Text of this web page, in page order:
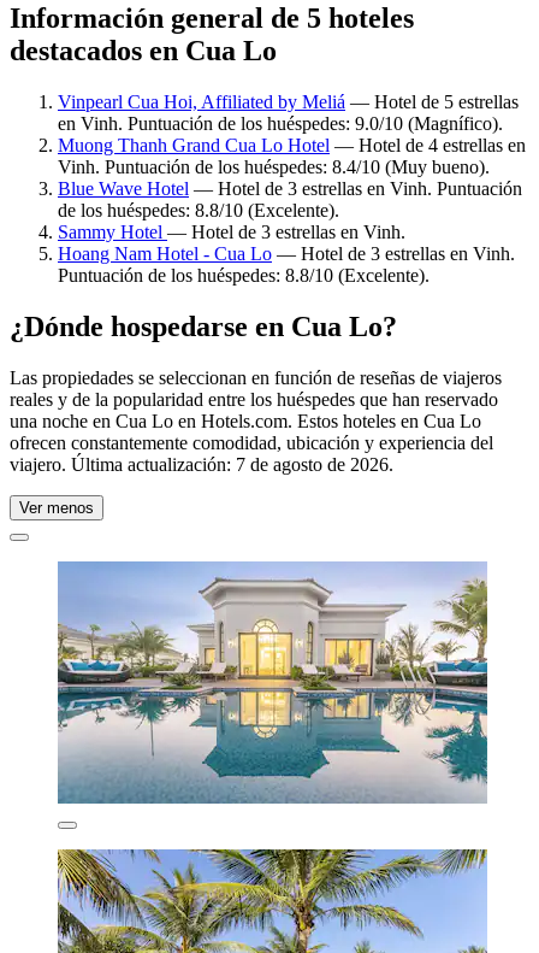
Información general de 5 hoteles
destacados en Cua Lo
Vinpearl Cua Hoi, Affiliated by Meliá — Hotel de 5 estrellas
en Vinh. Puntuación de los huéspedes: 9.0/10 (Magnífico).
Muong Thanh Grand Cua Lo Hotel — Hotel de 4 estrellas en
Vinh. Puntuación de los huéspedes: 8.4/10 (Muy bueno).
Blue Wave Hotel — Hotel de 3 estrellas en Vinh. Puntuación
de los huéspedes: 8.8/10 (Excelente).
Sammy Hotel — Hotel de 3 estrellas en Vinh.
Hoang Nam Hotel - Cua Lo — Hotel de 3 estrellas en Vinh.
Puntuación de los huéspedes: 8.8/10 (Excelente).
¿Dónde hospedarse en Cua Lo?
Las propiedades se seleccionan en función de reseñas de viajeros
reales y de la popularidad entre los huéspedes que han reservado
una noche en Cua Lo en Hotels.com. Estos hoteles en Cua Lo
ofrecen constantemente comodidad, ubicación y experiencia del
viajero. Última actualización: 7 de agosto de 2026.
Ver menos